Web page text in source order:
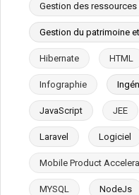
Gestion des ressources
Gestion du patrimoine
Hibernate HTML
Infographie
JavaScript JEE
Laravel Logiciel
Mobile Product
MYSQL NodeJs